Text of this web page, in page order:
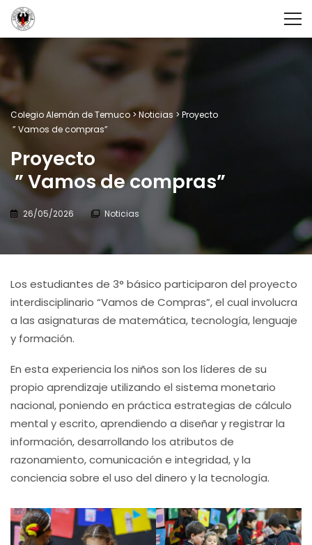
Colegio Alemán de Temuco >Noticias > Proyecto
” Vamos de compras”
Proyecto
” Vamos de compras”
26/05/2026 Noticias
Los estudiantes de 3° básico participaron del proyecto
interdisciplinario “Vamos de Compras”, el cual involucra
a las asignaturas de matemática, tecnología, lenguaje
y formación.
En esta experiencia los niños son los líderes de su
propio aprendizaje utilizando el sistema monetario
nacional, poniendo en práctica estrategias de cálculo
mental y escrito, aprendiendo a diseñar y registrar la
información, desarrollando los atributos de
razonamiento, comunicación e integridad, y la
conciencia sobre el uso del dinero y la tecnología.